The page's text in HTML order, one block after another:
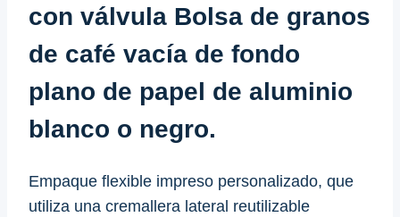
con válvula Bolsa de granos
de café vacía de fondo
plano de papel de aluminio
blanco o negro.
Empaque flexible impreso personalizado, que
utiliza una cremallera lateral reutilizable